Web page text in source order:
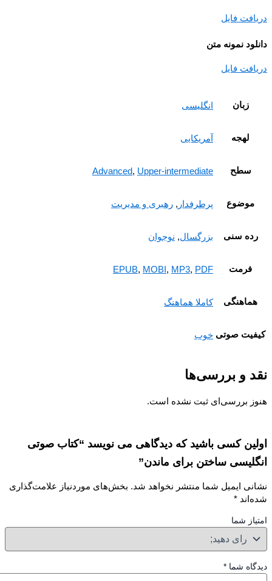
فایل
نمونه متن
فایل
انگلیسی
لهجه آمریکایی
سطح Advanced,Upper-intermediate
موضوع پرطرفدار ,رهبری و مدیریت
سنی بزرگسال,نوجوان
فرمت EPUB,MOBI,MP3,PDF
کاملا هماهنگ
صوتی خوب
و بررسی‌ها
بررسی‌ای ثبت نشده است.
کسی باشید که دیدگاهی می نویسد “کتاب صوتی
ساختن برای ماندن”
ایمیل شما منتشر نخواهد شد. بخش‌های موردنیاز علامت‌گذاری
*
شما
شما *